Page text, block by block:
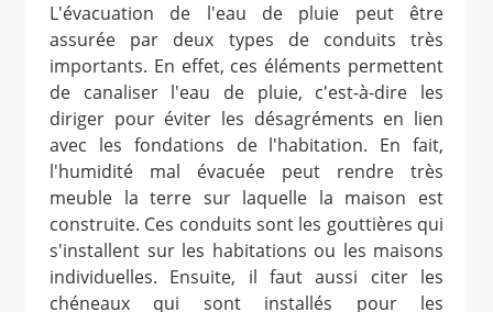
L'évacuation de l'eau de pluie peut être
assurée par deux types de conduits très
importants. En effet, ces éléments permettent
de canaliser l'eau de pluie, c'est-à-dire les
diriger pour éviter les désagréments en lien
avec les fondations de l'habitation. En fait,
l'humidité mal évacuée peut rendre très
meuble la terre sur laquelle la maison est
construite. Ces conduits sont les gouttières qui
s'installent sur les habitations ou les maisons
individuelles. Ensuite, il faut aussi citer les
chéneaux qui sont installés pour les